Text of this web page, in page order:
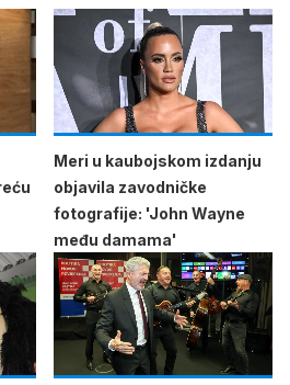
Meri u kaubojskom izdanju
objavila zavodničke
fotografije: 'John Wayne
među damama'